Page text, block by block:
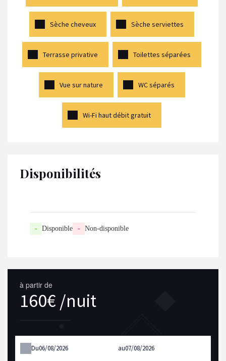
Sèche cheveux Sèche serviettes
Terrasse privative Toilettes séparées
Vue sur nature WC séparés
Wi-Fi haut débit gratuit
Disponibilités
- Disponible - Non-disponible
à partir de
160€ /nuit
Du au